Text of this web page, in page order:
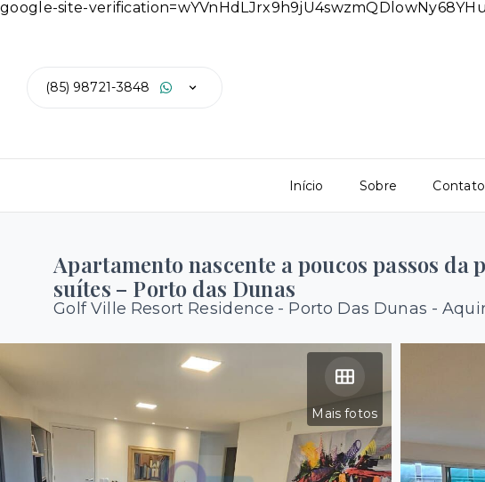
google-site-
(85) 98721-3848
Início Sobre Contato
Apartamento nascente a poucos passos da
suítes – Porto das Dunas
Golf Ville Resort Residence - Porto Das Dunas -
Mais fotos